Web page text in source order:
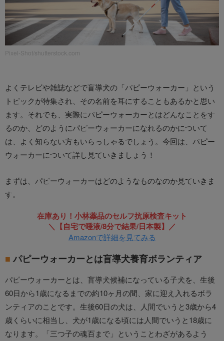
Pixel-Shot/shutterstock.com
よくテレビや雑誌などで盲導犬の「パピーウォーカー」という
トピックが特集され、その名前を耳にすることもあるかと思い
ます。それでも、実際にパピーウォーカーとはどんなことをす
るのか、どのようにパピーウォーカーになれるのかについて
は、よく知らない方もいらっしゃるでしょう。今回は、パピー
ウォーカーについて詳し見ていきましょう！
まずは、パピーウォーカーはどのようなものなのか見ていきま
す。
在庫あり！小林薬品のセルフ抗原検査キット
＼【自宅で唾液/8分で結果/日本製】／
Amazonで詳細を見てみる
パピーウォーカーとは盲導犬養育ボランティア
パピーウォーカーとは、盲導犬候補になっている子犬を、生後
60日から1歳になるまでの約10ヶ月の間、家に迎え入れるボラ
ンティアのことです。生後60日の犬は、人間でいうと3歳から4
歳くらいに相当し、犬が1歳になる頃には人間でいうと18歳に
なります。「三つ子の魂百まで」ということわざがあるよう